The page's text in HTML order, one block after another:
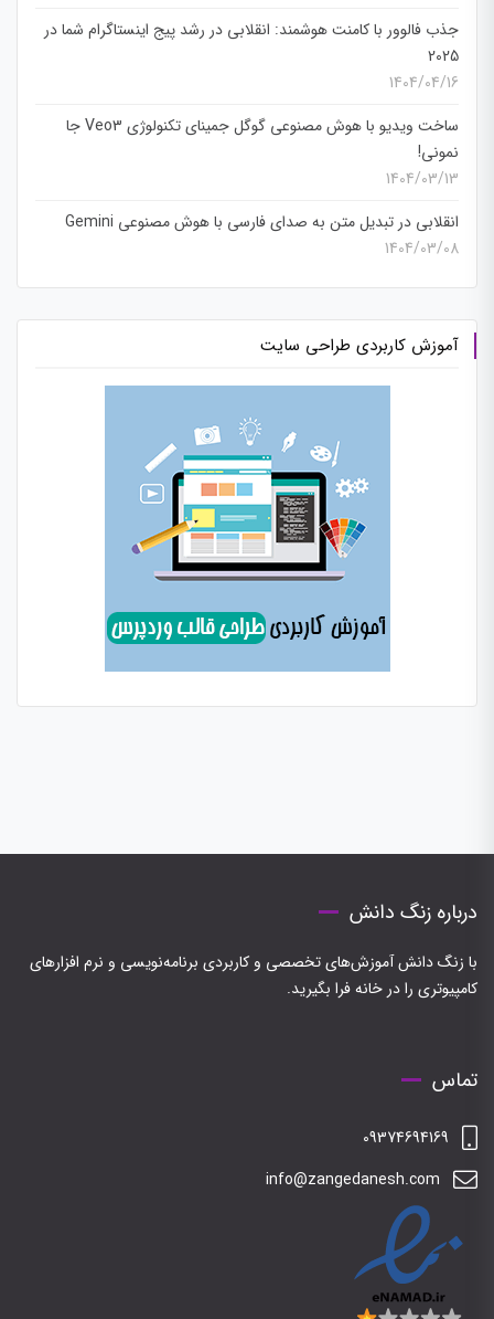
جذب فالوور با کامنت هوشمند: انقلابی در رشد پیج اینستاگرام شما در
2025
1404/04/16
ساخت ویدیو با هوش مصنوعی گوگل جمینای تکنولوژی Veo3 جا
نمونی!
1404/03/13
انقلابی در تبدیل متن به صدای فارسی با هوش مصنوعی Gemini
1404/03/08
آموزش کاربردی طراحی سایت
درباره زنگ دانش
با زنگ دانش آموزش‌های تخصصی و کاربردی برنامه‌نویسی و نرم افزارهای
کامپیوتری را در خانه فرا بگیرید.
تماس
09374694169
info@zangedanesh.com